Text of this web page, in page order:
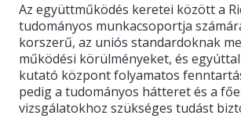
Az együttműködés keretei között a
tudományos munkacsoportja
korszerű, az uniós standardoknak
működési körülményeket, és
kutató központ folyamatos
pedig a tudományos hátteret és a
vizsgálatokhoz szükséges tudást